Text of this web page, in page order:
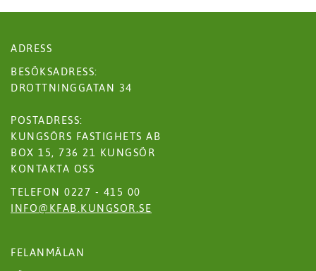
ADRESS
BESÖKSADRESS:
DROTTNINGGATAN 34
POSTADRESS:
KUNGSÖRS FASTIGHETS AB
BOX 15, 736 21 KUNGSÖR
KONTAKTA OSS
TELEFON 0227 - 415 00
INFO@KFAB.KUNGSOR.SE
FELANMÄLAN